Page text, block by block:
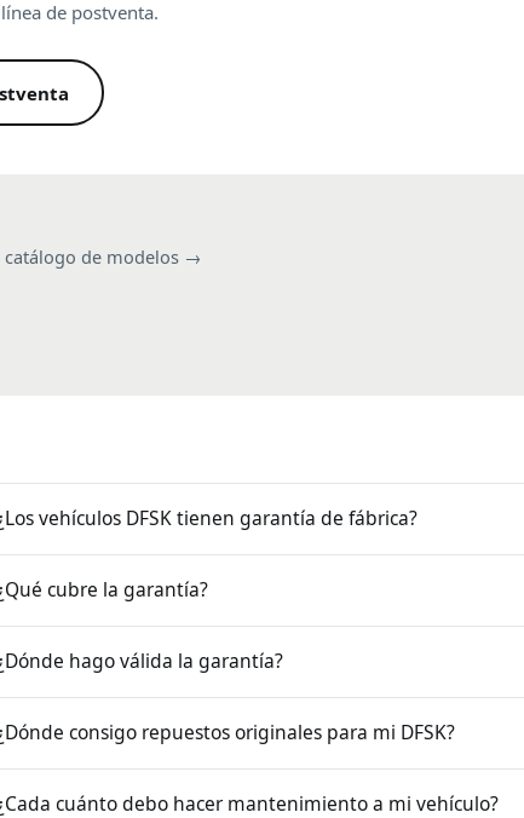
de postventa.
catálogo de modelos →
vehículos DFSK tienen garantía de fábrica?
cubre la garantía?
hago válida la garantía?
consigo repuestos originales para mi DFSK?
cuánto debo hacer mantenimiento a mi vehículo?